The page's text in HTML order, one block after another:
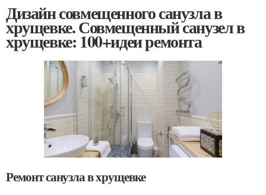
Дизайн совмещенного санузла в
хрущевке. Совмещенный санузел в
хрущевке: 100+идеи ремонта
Ремонт санузла в хрущевке